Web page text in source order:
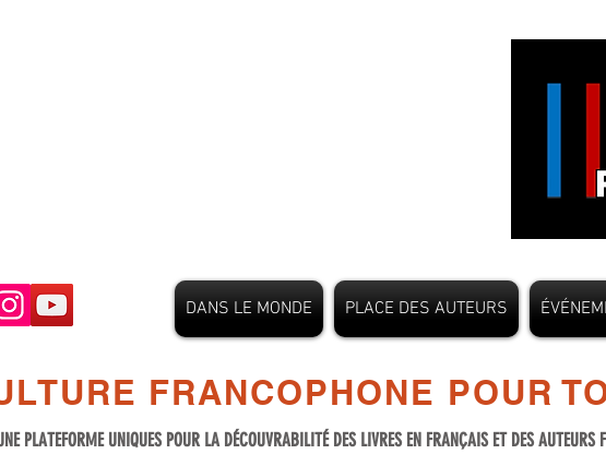
DANS LE MONDE PLACE DES AUTEURS
FRANCOPHONE POUR
PLATEFORME UNIQUES POUR LA DÉCOUVRABILITÉ DES LIVRES EN FRANÇAIS ET DES AUTEURS